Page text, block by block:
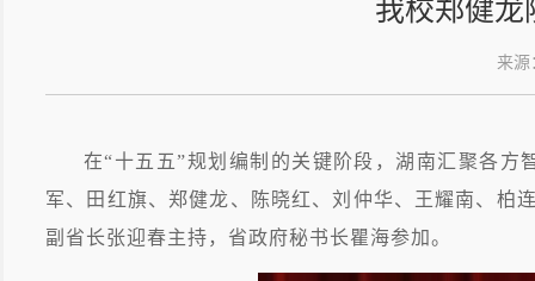
我校郑健龙
来源
在“十五五”规划编制的关键阶段，湖南汇聚各方
军、田红旗、郑健龙、陈晓红、刘仲华、王耀南、柏
副省长张迎春主持，省政府秘书长瞿海参加。